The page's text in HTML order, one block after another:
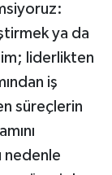
ya da
liderlikten
iş
süreçlerin
nedenle